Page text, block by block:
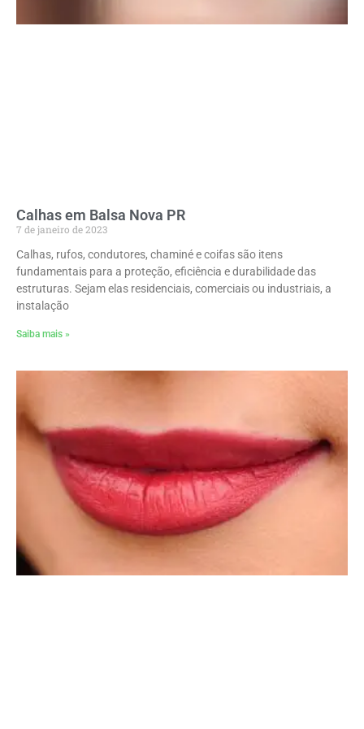
Calhas em Balsa Nova PR
7 de janeiro de 2023
Calhas, rufos, condutores, chaminé e coifas são itens
fundamentais para a proteção, eficiência e durabilidade das
estruturas. Sejam elas residenciais, comerciais ou industriais, a
instalação
Saiba mais »